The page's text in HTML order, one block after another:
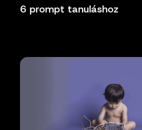
6 prompt tanuláshoz